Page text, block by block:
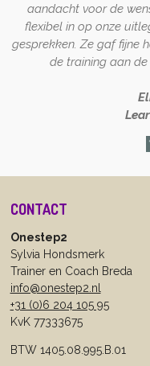
aandacht voor de
flexibel in op onze
gesprekken. Ze gaf fijne
de training aan
CONTACT
Onestep2
Sylvia Hondsmerk
Trainer en Coach Breda
info@onestep2.nl
+31 (0)6 204 105 95
KvK 77333675
BTW 1405.08.995.B.01